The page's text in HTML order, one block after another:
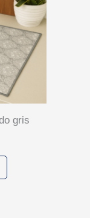
gris